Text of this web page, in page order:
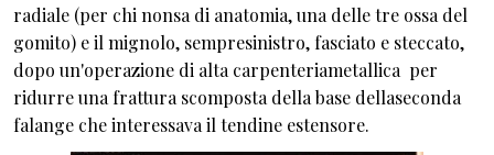
radiale (per chi nonsa di anatomia, una delle tre ossa del
gomito) e il mignolo, sempresinistro, fasciato e steccato,
dopo un'operazione di alta carpenteriametallica per
ridurre una frattura scomposta della base dellaseconda
falange che interessava il tendine estensore.